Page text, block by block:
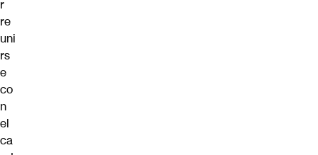
r
re
uni
rs
e
co
n
el
ca